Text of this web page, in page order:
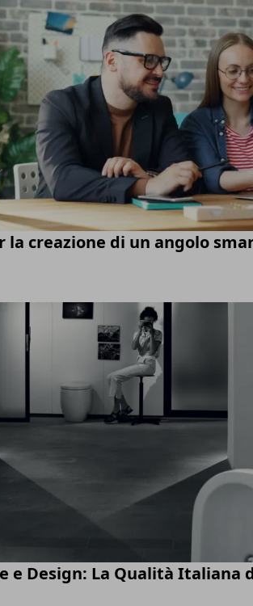
la creazione di un angolo
e Design: La Qualità Italiana